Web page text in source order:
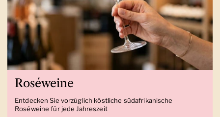
Roséweine
Entdecken Sie vorzüglich köstliche südafrikanische
Roséweine für jede Jahreszeit